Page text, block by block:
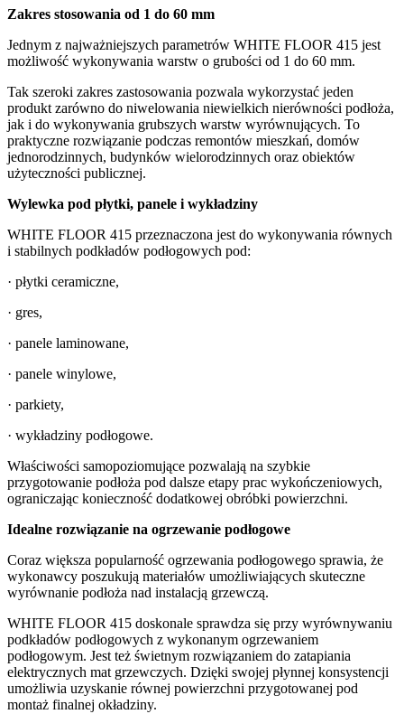
Zakres stosowania od 1 do 60 mm
Jednym z najważniejszych parametrów WHITE FLOOR 415 jest
możliwość wykonywania warstw o grubości od 1 do 60 mm.
Tak szeroki zakres zastosowania pozwala wykorzystać jeden
produkt zarówno do niwelowania niewielkich nierówności podłoża,
jak i do wykonywania grubszych warstw wyrównujących. To
praktyczne rozwiązanie podczas remontów mieszkań, domów
jednorodzinnych, budynków wielorodzinnych oraz obiektów
użyteczności publicznej.
Wylewka pod płytki, panele i wykładziny
WHITE FLOOR 415 przeznaczona jest do wykonywania równych
i stabilnych podkładów podłogowych pod:
· płytki ceramiczne,
· gres,
· panele laminowane,
· panele winylowe,
· parkiety,
· wykładziny podłogowe.
Właściwości samopoziomujące pozwalają na szybkie
przygotowanie podłoża pod dalsze etapy prac wykończeniowych,
ograniczając konieczność dodatkowej obróbki powierzchni.
Idealne rozwiązanie na ogrzewanie podłogowe
Coraz większa popularność ogrzewania podłogowego sprawia, że
wykonawcy poszukują materiałów umożliwiających skuteczne
wyrównanie podłoża nad instalacją grzewczą.
WHITE FLOOR 415 doskonale sprawdza się przy wyrównywaniu
podkładów podłogowych z wykonanym ogrzewaniem
podłogowym. Jest też świetnym rozwiązaniem do zatapiania
elektrycznych mat grzewczych. Dzięki swojej płynnej konsystencji
umożliwia uzyskanie równej powierzchni przygotowanej pod
montaż finalnej okładziny.